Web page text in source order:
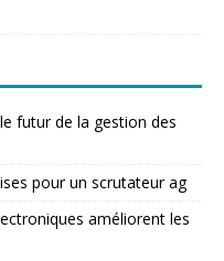
futur de la gestion des
pour un scrutateur ag
améliorent les